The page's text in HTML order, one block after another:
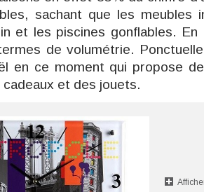
sachant que les meubles
et les piscines gonflables.
de volumétrie.
en ce moment qui propose
et des jouets.